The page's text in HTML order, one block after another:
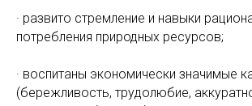
· развито стремление и навыки
потребления природных ресурсов;
· воспитаны экономически значимые
(бережливость, трудолюбие,